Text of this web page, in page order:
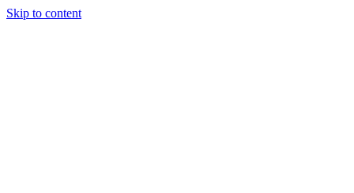
Skip to content